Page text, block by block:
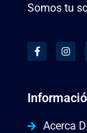
Somos tu
Acerca